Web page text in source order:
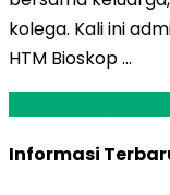
kolega. Kali ini
HTM Bioskop …
Informasi